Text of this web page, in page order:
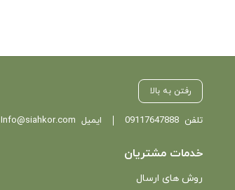
رفتن به بالا
تلفن09117647888 ایمیل Info@siahkor.com
خدمات مشتریان
روش های ارسال